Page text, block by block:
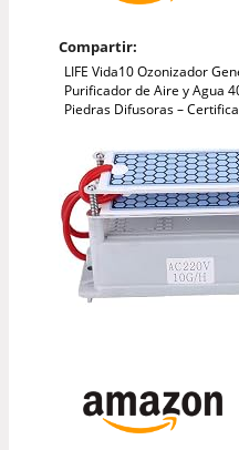
Compartir:
LIFE Vida10 Ozonizador
Purificador de Aire y Agua
Piedras Difusoras –